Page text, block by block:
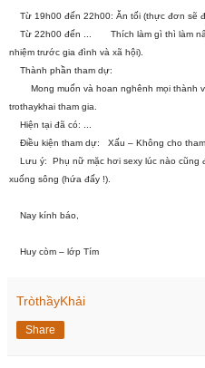
Từ 19h00 đến 22h00: Ăn tối (thực đơn sẽ
Từ 22h00 đến ... Thích làm gì thì làm
nhiệm trước gia đình và xã hội).
Thành phần tham dự:
Mong muốn và hoan nghênh mọi thành
trothaykhai tham gia.
Hiện tại đã có: ...
Điều kiện tham dự: Xấu – Không cho
Lưu ý: Phụ nữ mặc hơi sexy lúc nào cũng
xuống sông (hứa đấy !).
Nay kính báo,
Huy còm – lớp Tím
TròthầyKhải
Share